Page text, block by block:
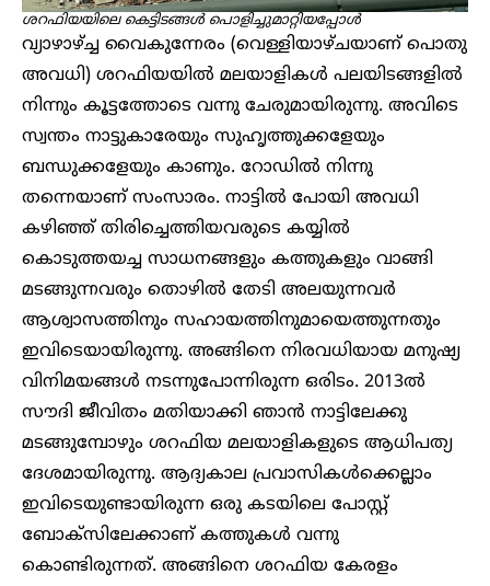
ശറഫിയയിലെ കെട്ടിടങ്ങൾ പൊളിച്ചുമാറ്റിയപ്പോൾ
വ്യാഴാഴ്ച്ച വൈകുന്നേരം (വെള്ളിയാഴ്ചയാണ് പൊതു
അവധി) ശറഫിയയിൽ മലയാളികൾ പലയിടങ്ങളിൽ
നിന്നും കൂട്ടത്തോടെ വന്നു ചേരുമായിരുന്നു. അവിടെ
സ്വന്തം നാട്ടുകാരേയും സുഹൃത്തുക്കളേയും
ബന്ധുക്കളേയും കാണും. റോഡിൽ നിന്നു
തന്നെയാണ് സംസാരം. നാട്ടിൽ പോയി അവധി
കഴിഞ്ഞ് തിരിച്ചെത്തിയവരുടെ കയ്യിൽ
കൊടുത്തയച്ച സാധനങ്ങളും കത്തുകളും വാങ്ങി
മടങ്ങുന്നവരും തൊഴിൽ തേടി അലയുന്നവർ
ആശ്വാസത്തിനും സഹായത്തിനുമായെത്തുന്നതും
ഇവിടെയായിരുന്നു. അങ്ങിനെ നിരവധിയായ മനുഷ്യ
വിനിമയങ്ങൾ നടന്നുപോന്നിരുന്ന ഒരിടം. 2013ൽ
സൗദി ജീവിതം മതിയാക്കി ഞാൻ നാട്ടിലേക്കു
മടങ്ങുമ്പോഴും ശറഫിയ മലയാളികളുടെ ആധിപത്യ
ദേശമായിരുന്നു. ആദ്യകാല പ്രവാസികൾക്കെല്ലാം
ഇവിടെയുണ്ടായിരുന്ന ഒരു കടയിലെ പോസ്റ്റ്
ബോക്‌സിലേക്കാണ് കത്തുകൾ വന്നു
കൊണ്ടിരുന്നത്. അങ്ങിനെ ശറഫിയ കേരളം